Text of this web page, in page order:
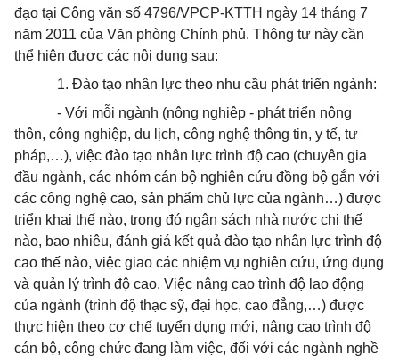
đạo tại Công văn số 4796/VPCP-KTTH ngày 14 tháng 7
năm 2011 của Văn phòng Chính phủ. Thông tư này cần
thể hiện được các nội dung sau:
1. Đào tạo nhân lực theo nhu cầu phát triển ngành:
- Với mỗi ngành (nông nghiệp - phát triển nông
thôn, công nghiệp, du lịch, công nghệ thông tin, y tế, tư
pháp,…), việc đào tạo nhân lực trình độ cao (chuyên gia
đầu ngành, các nhóm cán bộ nghiên cứu đồng bộ gắn với
các công nghệ cao, sản phẩm chủ lực của ngành…) được
triển khai thế nào, trong đó ngân sách nhà nước chi thế
nào, bao nhiêu, đánh giá kết quả đào tạo nhân lực trình độ
cao thế nào, việc giao các nhiệm vụ nghiên cứu, ứng dụng
và quản lý trình độ cao. Việc nâng cao trình độ lao động
của ngành (trình độ thạc sỹ, đại học, cao đẳng,…) được
thực hiện theo cơ chế tuyển dụng mới, nâng cao trình độ
cán bộ, công chức đang làm việc, đối với các ngành nghề